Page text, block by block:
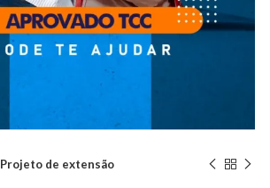
Projeto de extensão